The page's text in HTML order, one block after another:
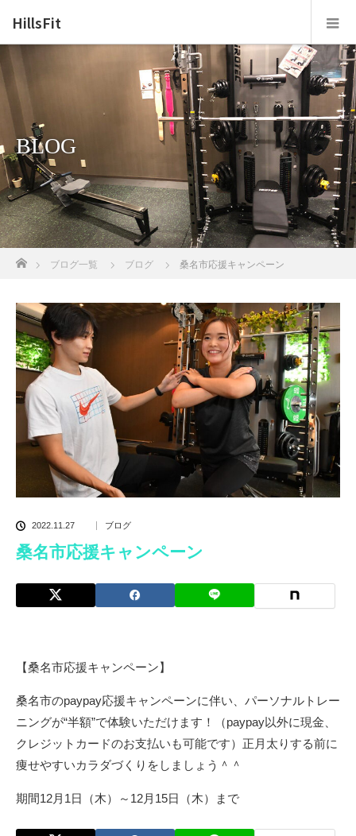
HillsFit
BLOG
ブログ一覧 ブログ 桑名市応援キャンペーン
2022.11.27 ブログ
桑名市応援キャンペーン
【桑名市応援キャンペーン】
桑名市のpaypay応援キャンペーンに伴い、パーソナルトレー
ニングが“半額”で体験いただけます！（paypay以外に現金、
クレジットカードのお支払いも可能です）正月太りする前に
痩せやすいカラダづくりをしましょう＾＾
期間12月1日（木）～12月15日（木）まで